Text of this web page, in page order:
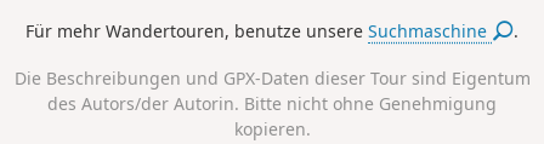
und ermöglicht es Ihnen, besondere
Wanderung Nr. 1 verbinden, die sie
verlängern würde.
Für mehr Wandertouren, benutze unsereSuchmaschine .
Die Beschreibungen und GPX-Daten dieser Tour sind Eigentum
des Autors/der Autorin. Bitte nicht ohne Genehmigung
kopieren.